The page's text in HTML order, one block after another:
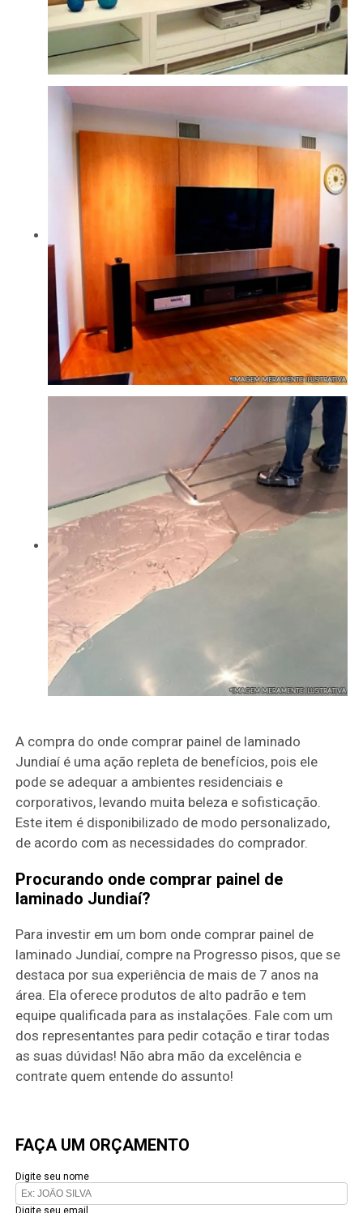
A compra do onde comprar painel de laminado
Jundiaí é uma ação repleta de benefícios, pois ele
pode se adequar a ambientes residenciais e
corporativos, levando muita beleza e sofisticação.
Este item é disponibilizado de modo personalizado,
de acordo com as necessidades do comprador.
Procurando onde comprar painel de
laminado Jundiaí?
Para investir em um bom onde comprar painel de
laminado Jundiaí, compre na Progresso pisos, que se
destaca por sua experiência de mais de 7 anos na
área. Ela oferece produtos de alto padrão e tem
equipe qualificada para as instalações. Fale com um
dos representantes para pedir cotação e tirar todas
as suas dúvidas! Não abra mão da excelência e
contrate quem entende do assunto!
FAÇA UM ORÇAMENTO
Digite seu nome
Digite seu email